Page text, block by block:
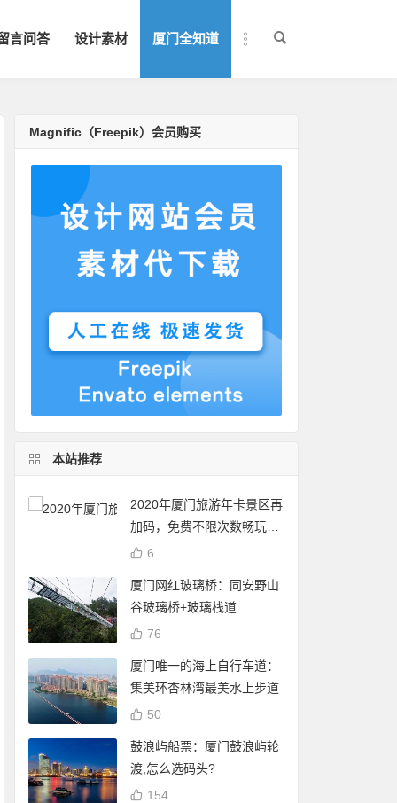
言问答 设计素材 厦门全知道
Magnific（Freepik）会员购买
本站推荐
2020年厦门旅游年卡景区再
加码，免费不限次数畅玩24
个景点
6
厦门网红玻璃桥：同安野山
谷玻璃桥+玻璃栈道
76
厦门唯一的海上自行车道：
集美环杏林湾最美水上步道
50
鼓浪屿船票：厦门鼓浪屿轮
渡,怎么选码头?
154